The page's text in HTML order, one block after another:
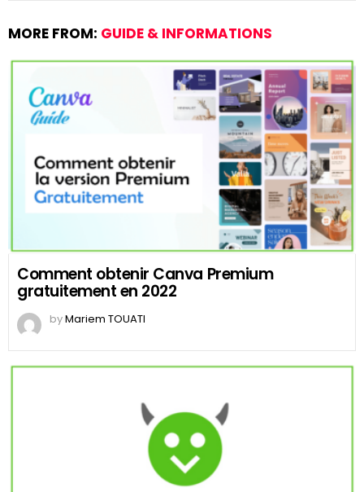
MORE FROM: GUIDE & INFORMATIONS
Comment obtenir Canva Premium
gratuitement en 2022
byMariem TOUATI